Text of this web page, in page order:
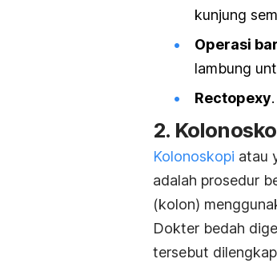
kunjung
Operasi
lambung
Rectopexy
2.
Kolonoskopi atau
adalah prosedur
(kolon)
Dokter bedah
tersebut